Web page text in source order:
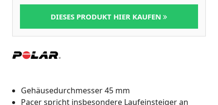
DIESES PRODUKT HIER KAUFEN
Gehäusedurchmesser 45 mm
Pacer spricht insbesondere Laufeinsteiger an